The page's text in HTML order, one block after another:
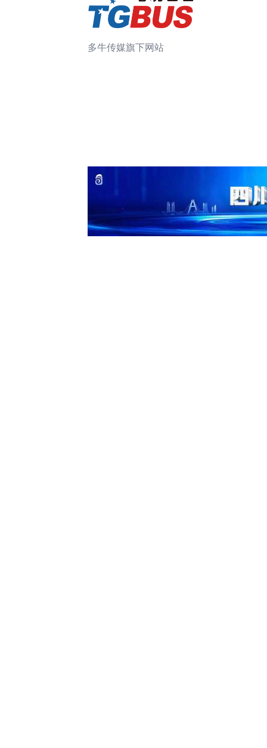
多牛传媒旗下网站